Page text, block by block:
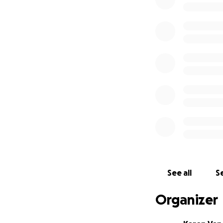
See all
Organizer